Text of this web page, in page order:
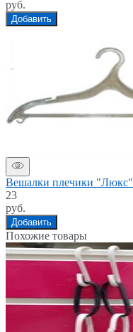
руб.
Добавить
Вешалки плечики "Люкс"
23
руб.
Добавить
Похожие товары